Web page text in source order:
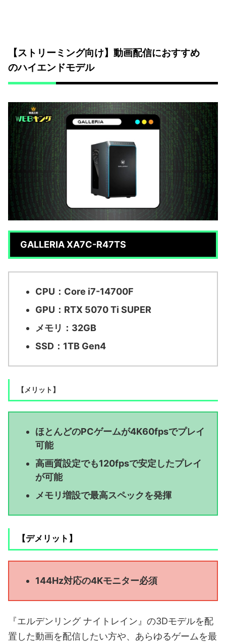
【ストリーミング向け】動画配信におすすめ
のハイエンドモデル
GALLERIA XA7C-R47TS
CPU：Core i7-14700F
GPU：RTX 5070 Ti SUPER
メモリ：32GB
SSD：1TB Gen4
【メリット】
ほとんどのPCゲームが4K60fpsでプレイ
可能
高画質設定でも120fpsで安定したプレイ
が可能
メモリ増設で最高スペックを発揮
【デメリット】
144Hz対応の4Kモニター必須
『エルデンリング ナイトレイン』の3Dモデルを配
置した動画を配信したい方や、あらゆるゲームを最